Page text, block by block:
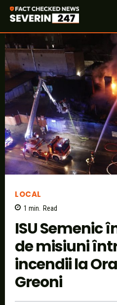
LOCAL
1 min. Read
ISU Semenic
de misiuni
incendii la
Greoni